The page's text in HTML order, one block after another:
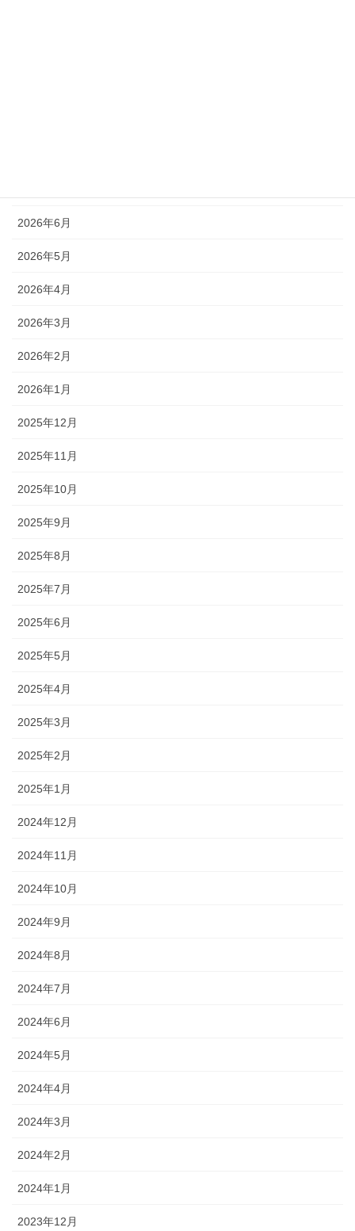
2026年6月
2026年5月
2026年4月
2026年3月
2026年2月
2026年1月
2025年12月
2025年11月
2025年10月
2025年9月
2025年8月
2025年7月
2025年6月
2025年5月
2025年4月
2025年3月
2025年2月
2025年1月
2024年12月
2024年11月
2024年10月
2024年9月
2024年8月
2024年7月
2024年6月
2024年5月
2024年4月
2024年3月
2024年2月
2024年1月
2023年12月